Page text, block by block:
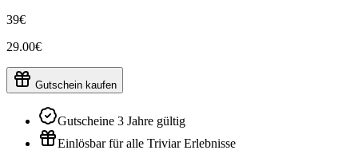
39€
29.00€
Gutschein kaufen
Gutscheine 3 Jahre gültig
Einlösbar für alle Triviar Erlebnisse